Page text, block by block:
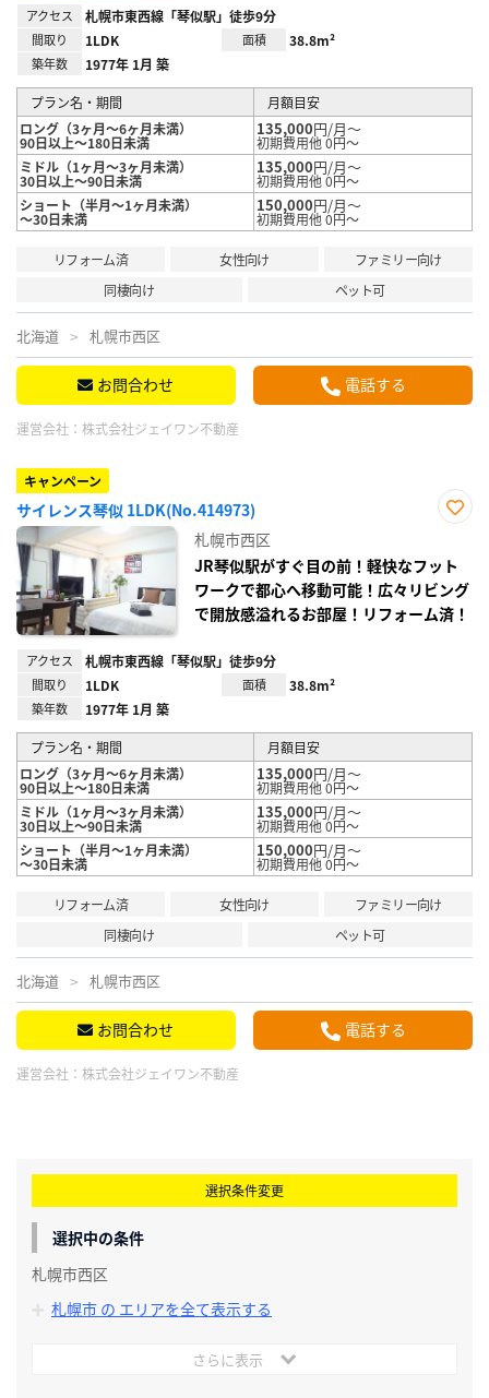
アクセス 札幌市東西線「琴似駅」徒歩9分
間取り 1LDK 面積 38.8m²
築年数 1977年 1月 築
プラン名・期間
月額目安
ロング（3ヶ月～6ヶ月未満）
90日以上～180日未満
135,000円/月～
初期費用他 0円～
ミドル（1ヶ月～3ヶ月未満）
30日以上～90日未満
135,000円/月～
初期費用他 0円～
ショート（半月～1ヶ月未満）
～30日未満
150,000円/月～
初期費用他 0円～
リフォーム済 女性向け
ファミリー向け
同棲向け
ペット可
北海道 札幌市西区
お問合わせ 電話する
運営会社： 株式会社ジェイワン不動産
キャンペーン
サイレンス琴似 1LDK(No.414973)
り登
録
札幌市西区
JR琴似駅がすぐ目の前！軽快なフット
ワークで都心へ移動可能！広々リビング
で開放感溢れるお部屋！リフォーム済！
アクセス 札幌市東西線「琴似駅」徒歩9分
間取り 1LDK 面積 38.8m²
築年数 1977年 1月 築
プラン名・期間
月額目安
ロング（3ヶ月～6ヶ月未満）
90日以上～180日未満
135,000円/月～
初期費用他 0円～
ミドル（1ヶ月～3ヶ月未満）
30日以上～90日未満
135,000円/月～
初期費用他 0円～
ショート（半月～1ヶ月未満）
～30日未満
150,000円/月～
初期費用他 0円～
リフォーム済 女性向け
ファミリー向け
同棲向け
ペット可
北海道 札幌市西区
お問合わせ 電話する
運営会社： 株式会社ジェイワン不動産
選択条件変更
選択中の条件
札幌市西区
札幌市 の エリアを全て表示する
さらに表示